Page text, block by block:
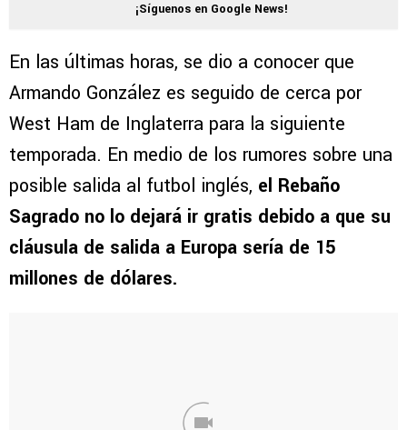
¡Síguenos en Google News!
En las últimas horas, se dio a conocer que
Armando González es seguido de cerca por
West Ham de Inglaterra para la siguiente
temporada. En medio de los rumores sobre una
posible salida al futbol inglés, el Rebaño
Sagrado no lo dejará ir gratis debido a que su
cláusula de salida a Europa sería de 15
millones de dólares.